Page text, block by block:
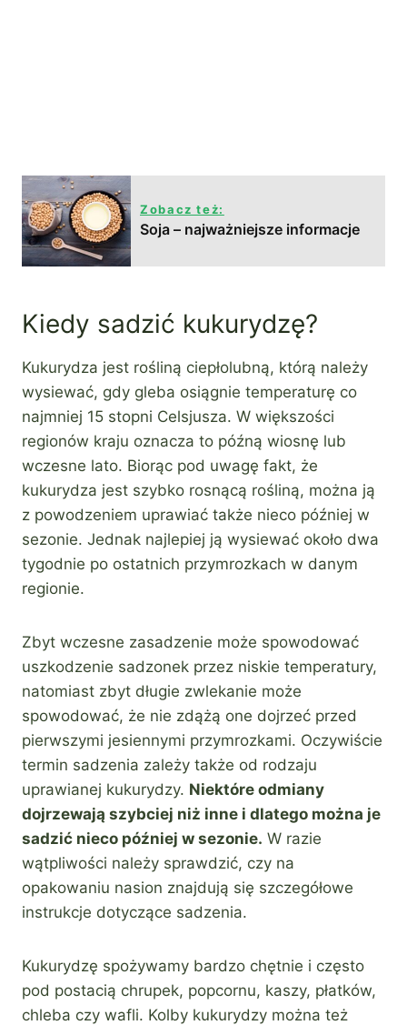
Zobacz też:
Soja – najważniejsze informacje
Kiedy sadzić kukurydzę?
Kukurydza jest rośliną ciepłolubną, którą należy
wysiewać, gdy gleba osiągnie temperaturę co
najmniej 15 stopni Celsjusza. W większości
regionów kraju oznacza to późną wiosnę lub
wczesne lato. Biorąc pod uwagę fakt, że
kukurydza jest szybko rosnącą rośliną, można ją
z powodzeniem uprawiać także nieco później w
sezonie. Jednak najlepiej ją wysiewać około dwa
tygodnie po ostatnich przymrozkach w danym
regionie.
Zbyt wczesne zasadzenie może spowodować
uszkodzenie sadzonek przez niskie temperatury,
natomiast zbyt długie zwlekanie może
spowodować, że nie zdążą one dojrzeć przed
pierwszymi jesiennymi przymrozkami. Oczywiście
termin sadzenia zależy także od rodzaju
uprawianej kukurydzy. Niektóre odmiany
dojrzewają szybciej niż inne i dlatego można je
sadzić nieco później w sezonie. W razie
wątpliwości należy sprawdzić, czy na
opakowaniu nasion znajdują się szczegółowe
instrukcje dotyczące sadzenia.
Kukurydzę spożywamy bardzo chętnie i często
pod postacią chrupek, popcornu, kaszy, płatków,
chleba czy wafli. Kolby kukurydzy można też